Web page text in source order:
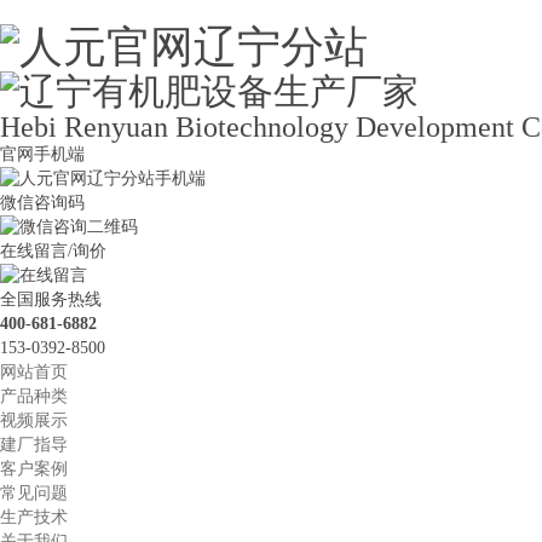
Hebi Renyuan Biotechnology Development
官网手机端
微信咨询码
在线留言/询价
全国服务热线
400-681-6882
153-0392-8500
网站首页
产品种类
视频展示
建厂指导
客户案例
常见问题
生产技术